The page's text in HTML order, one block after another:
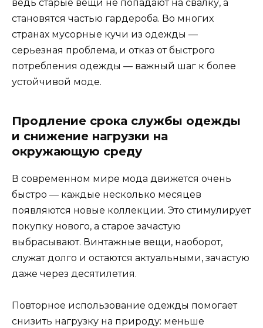
ведь старые вещи не попадают на свалку, а
становятся частью гардероба. Во многих
странах мусорные кучи из одежды —
серьезная проблема, и отказ от быстрого
потребления одежды — важный шаг к более
устойчивой моде.
Продление срока службы одежды
и снижение нагрузки на
окружающую среду
В современном мире мода движется очень
быстро — каждые несколько месяцев
появляются новые коллекции. Это стимулирует
покупку нового, а старое зачастую
выбрасывают. Винтажные вещи, наоборот,
служат долго и остаются актуальными, зачастую
даже через десятилетия.
Повторное использование одежды помогает
снизить нагрузку на природу: меньше